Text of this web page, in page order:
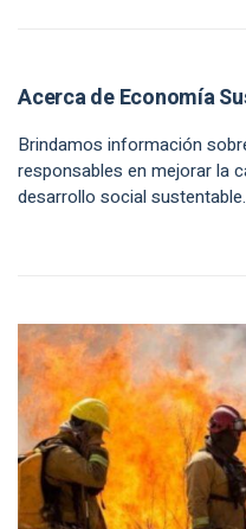
Acerca de Economía
Brindamos información
responsables en mejorar la
desarrollo social sustentable.